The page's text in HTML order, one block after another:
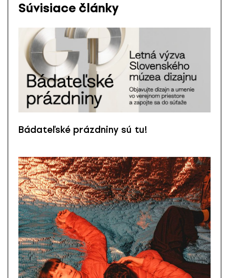
Súvisiace články
Bádateľské prázdniny sú tu!